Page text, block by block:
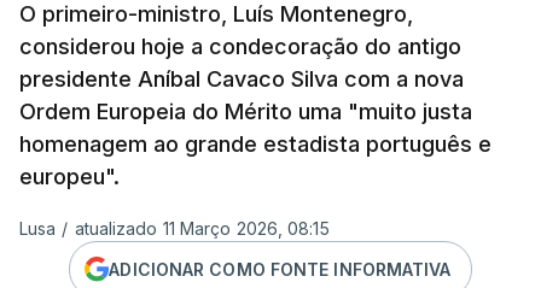
O primeiro-ministro, Luís Montenegro,
considerou hoje a condecoração do antigo
presidente Aníbal Cavaco Silva com a nova
Ordem Europeia do Mérito uma "muito justa
homenagem ao grande estadista português e
europeu".
Lusa / atualizado 11 Março 2026, 08:15
ADICIONAR COMO FONTE INFORMATIVA